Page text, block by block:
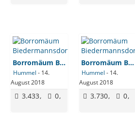
Borromäum Biedermannsdorf
Hummel - 14.
August 2018
3.433 0
Borromäum Biedermannsdorf
Hummel - 14.
August 2018
3.730 0